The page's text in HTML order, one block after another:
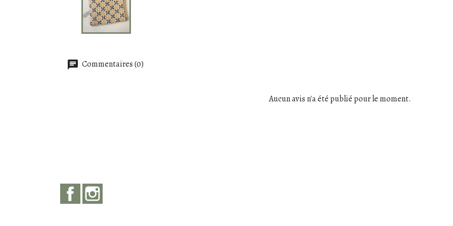
Commentaires (0)
Aucun avis n'a été publié pour le moment.
Facebook